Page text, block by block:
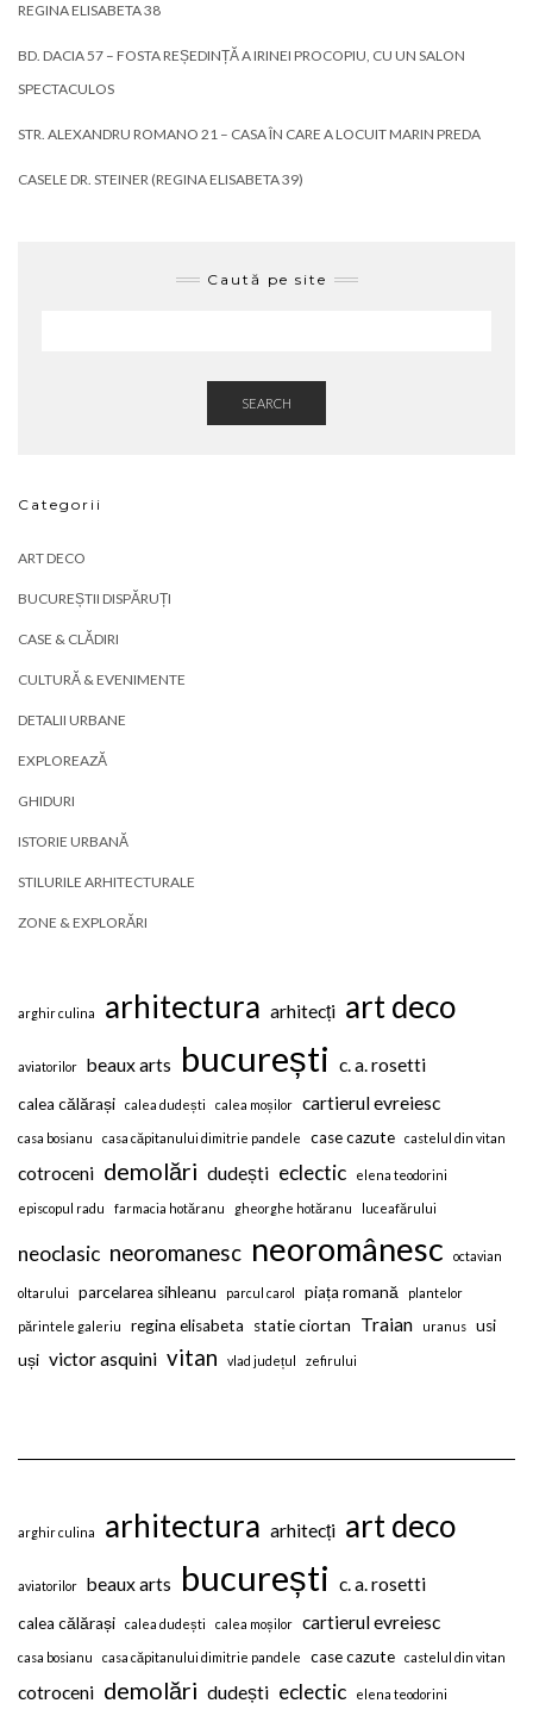
REGINA ELISABETA 38
BD. DACIA 57 – FOSTA REȘEDINȚĂ A IRINEI PROCOPIU, CU UN SALON
SPECTACULOS
STR. ALEXANDRU ROMANO 21 – CASA ÎN CARE A LOCUIT MARIN PREDA
CASELE DR. STEINER (REGINA ELISABETA 39)
Caută pe site
SEARCH
Categorii
ART DECO
BUCUREȘTII DISPĂRUȚI
CASE & CLĂDIRI
CULTURĂ & EVENIMENTE
DETALII URBANE
EXPLOREAZĂ
GHIDURI
ISTORIE URBANĂ
STILURILE ARHITECTURALE
ZONE & EXPLORĂRI
arghir culina arhitectura arhitecți art deco
aviatorilor beaux arts bucurești c. a. rosetti
calea călărași calea dudești calea moșilor cartierul evreiesc
casa bosianu casa căpitanului dimitrie pandele case cazute castelul din vitan
cotroceni demolări dudești eclectic elena teodorini
episcopul radu farmacia hotăranu gheorghe hotăranu luceafărului
neoclasic neoromanesc neoromânesc octavian
oltarului parcelarea sihleanu parcul carol piața romană plantelor
părintele galeriu regina elisabeta statie ciortan Traian uranus
usi
uși victor asquini vitan vlad județul zefirului
arghir culina arhitectura arhitecți art deco
aviatorilor beaux arts bucurești c. a. rosetti
calea călărași calea dudești calea moșilor cartierul evreiesc
casa bosianu casa căpitanului dimitrie pandele case cazute castelul din vitan
cotroceni demolări dudești eclectic elena teodorini